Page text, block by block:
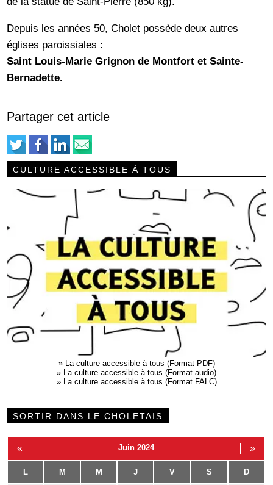
Depuis les années 50, Cholet possède deux autres
églises paroissiales :
Saint Louis-Marie Grignon de Montfort et Sainte-
Bernadette.
Partager cet article
CULTURE ACCESSIBLE À TOUS
»
La culture accessible à tous (Format PDF)
»
La culture accessible à tous (Format audio)
»
La culture accessible à tous (Format FALC)
SORTIR DANS LE CHOLETAIS
« Juin 2024 »
L M M J V S D